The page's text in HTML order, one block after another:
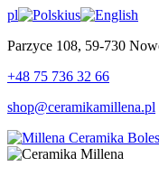
pl
us
Parzyce 108, 59-730
+48 75 736 32 66
shop@ceramikamillena.pl